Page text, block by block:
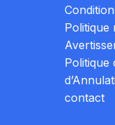
Politique
Politique
contact